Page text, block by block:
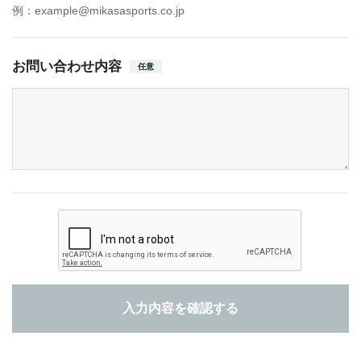
例：example@mikasasports.co.jp
お問い合わせ内容 任意